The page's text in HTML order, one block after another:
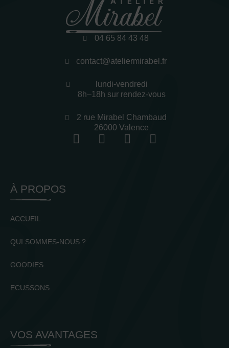
04 65 84 43 48
contact@ateliermirabel.fr
lundi-vendredi
8h–18h sur rendez-vous
2 rue Mirabel Chambaud
26000 Valence
À PROPOS
ACCUEIL
QUI SOMMES-NOUS ?
GOODIES
ECUSSONS
VOS AVANTAGES